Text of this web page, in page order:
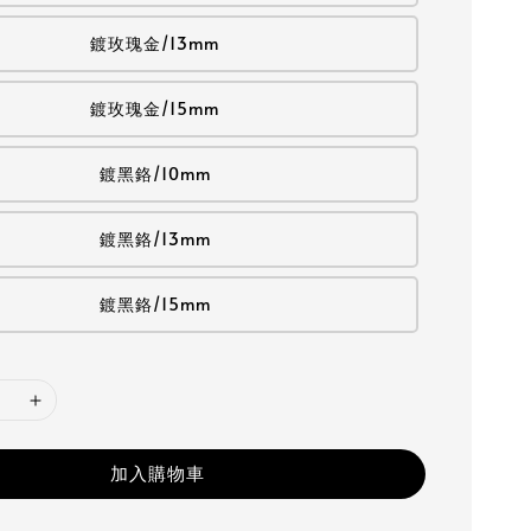
鍍玫瑰金/13mm
鍍玫瑰金/15mm
鍍黑鉻/10mm
鍍黑鉻/13mm
鍍黑鉻/15mm
加入購物車